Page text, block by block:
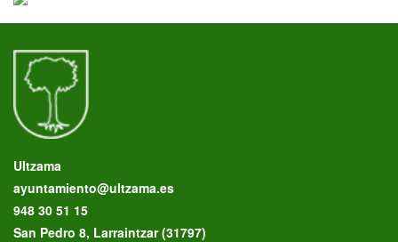
Ultzama
ayuntamiento@ultzama.es
948 30 51 15
San Pedro 8, Larraintzar (31797)